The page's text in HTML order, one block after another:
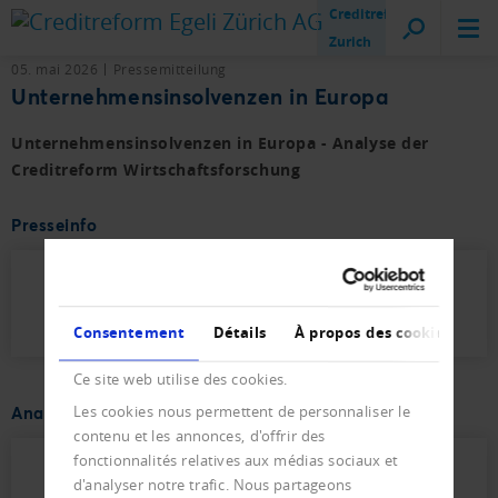
Consentement Détails À propos des cookies
Ce site web utilise des cookies.
Les cookies nous permettent de personnaliser le
contenu et les annonces, d'offrir des
fonctionnalités relatives aux médias sociaux et
d'analyser notre trafic. Nous partageons
Creditreform
Zurich
05. mai 2026 Pressemitteilung
Unternehmensinsolvenzen in Europa
Unternehmensinsolvenzen in Europa - Analyse der
Creditreform Wirtschaftsforschung
Presseinfo
Insolvenzen_in_Europa_Presseinfo.pdf
Analyse
Insolvenzen_in_Europa_Analyse.pdf (2